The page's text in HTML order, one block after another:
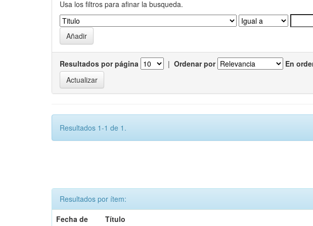
Usa los filtros para afinar la busqueda.
Resultados por página | Ordenar por En
Resultados 1-1 de 1.
Resultados por ítem:
Fecha de
Título